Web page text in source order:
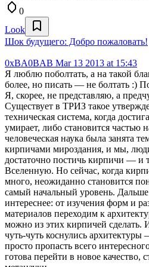
0
Look
Шок будущего: Добро пожаловать!
0xBA0BAB Mar 13 2013 at 15:43
Я люблю поболтать, а на такой
более, но писать — не болтать :)
Я, скорее, не представляю, а
Существует в ТРИЗ такое
техническая система, когда
умирает, либо становится частью
человеческая наука была занята
кирпичами мироздания, и мы,
достаточно постичь кирпичи — и
Вселенную. Но сейчас, когда
много, неожиданно становится
самый начальный уровень. Дальше
интереснее: от изучения форм и
материалов переходим к
можно из этих кирпичей сделать.
чуть-чуть коснулись
просто пропасть всего
готова перейти в новое качество,